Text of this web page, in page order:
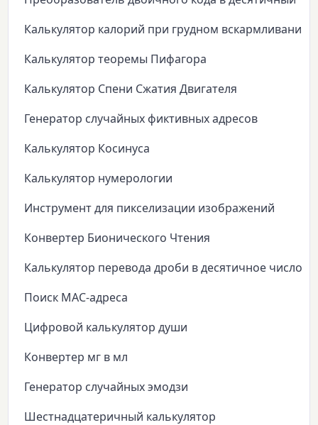
Калькулятор калорий при грудном вскармливании
Калькулятор теоремы Пифагора
Калькулятор Спени Сжатия Двигателя
Генератор случайных фиктивных адресов
Калькулятор Косинуса
Калькулятор нумерологии
Инструмент для пикселизации изображений
Конвертер Бионического Чтения
Калькулятор перевода дроби в десятичное число
Поиск MAC-адреса
Цифровой калькулятор души
Конвертер мг в мл
Генератор случайных эмодзи
Шестнадцатеричный калькулятор